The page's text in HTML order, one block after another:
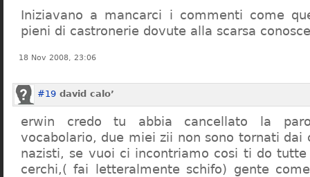
Iniziavano a mancarci i commenti come
pieni di castronerie dovute alla scarsa
18 Nov 2008, 23:06
#19 david calo’
erwin credo tu abbia cancellato la
vocabolario, due miei zii non sono tornati dai
nazisti, se vuoi ci incontriamo cosi ti do tutte
cerchi,( fai letteralmente schifo) gente